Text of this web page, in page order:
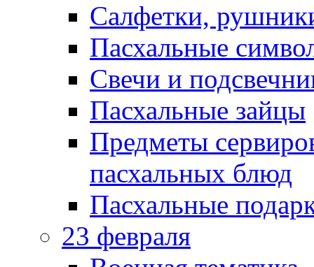
Салфетки,
Пасхальные
Свечи и
Пасхальные зайцы
Предметы
пасхальных блюд
Пасхальные
23 февраля